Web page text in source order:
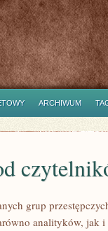
ARCHIWUM
grup
analityków, jak